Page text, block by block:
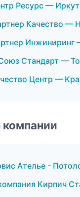
Ресурс —
Качество —
Инжиниринг
Стандарт —
Центр —
компании
Ателье -
Кирпич